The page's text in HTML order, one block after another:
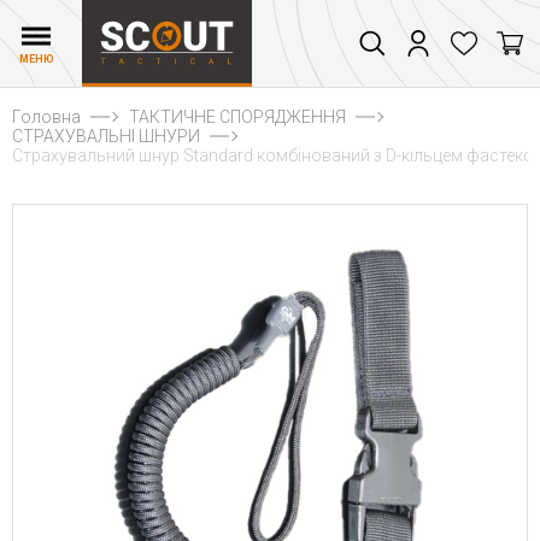
МЕНЮ
Головна
ТАКТИЧНЕ СПОРЯДЖЕННЯ
СТРАХУВАЛЬНІ ШНУРИ
Страхувальний шнур Standard комбінований з D-кільцем